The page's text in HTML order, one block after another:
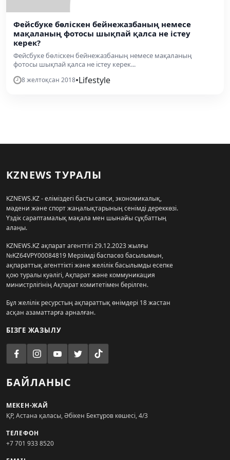
Фейсбуке бөліскен бейнежазбаның немесе
мақаланың фотосы шықпай қалса не істеу
керек?
Фейсбуке бөліскен бейнежазбаның немесе мақаланың
фотосы шықпай қалса не істеу керек...
8 желтоқсан 2018•Lifestyle
KZNEWS ТУРАЛЫ
KZNEWS.KZ - еліміздегі басты саяси, экономикалық,
мәдени және спорт жаңалықтарының сенімді дереккөзі.
Үздік сараптамалық мақала мен шынайы сұқбаттың
алаңы.
KZNEWS.KZ ақпарат агенттігі 29.12.2023 жылғы
№KZ64VPY00084819 Мерзімді баспасөз басылымын,
ақпараттық агенттікті және желілік басылымды есепке
қою туралы куәлігі, Ақпарат және коммуникация
министрлігінің Ақпарат комитетімен берілген.
Бұл желілік ресурстың ақпараттық өнімдері 18 жастан
асқан азаматтарға арналған.
БІЗГЕ ЖАЗЫЛУ
БАЙЛАНЫС
МЕКЕН-ЖАЙ
ҚР, Астана қаласы, Әбікен Бектұров көшесі, 4/3
ТЕЛЕФОН
+7 701 933 8520